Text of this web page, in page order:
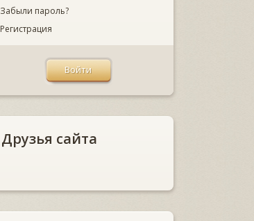
Забыли пароль?
Регистрация
Друзья сайта